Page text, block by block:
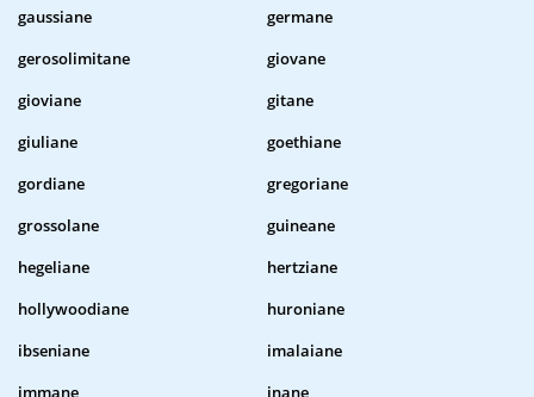
gaussiane
germane
gerosolimitane
giovane
gioviane
gitane
giuliane
goethiane
gordiane
gregoriane
grossolane
guineane
hegeliane
hertziane
hollywoodiane
huroniane
ibseniane
imalaiane
immane
inane